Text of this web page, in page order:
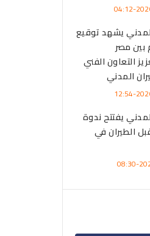
يشهد توقيع
مصر
التعاون الفني
المدني
يفتتح ندوة
الطيران في